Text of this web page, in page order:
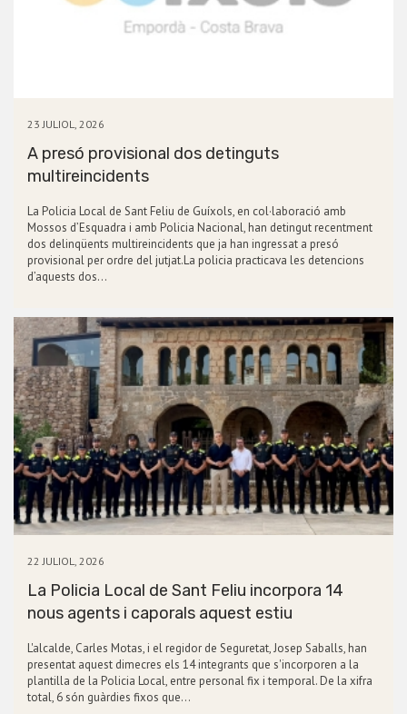
23 JULIOL, 2026
A presó provisional dos detinguts
multireincidents
La Policia Local de Sant Feliu de Guíxols, en col·laboració amb
Mossos d’Esquadra i amb Policia Nacional, han detingut recentment
dos delinqüents multireincidents que ja han ingressat a presó
provisional per ordre del jutjat.La policia practicava les detencions
d’aquests dos…
22 JULIOL, 2026
La Policia Local de Sant Feliu incorpora 14
nous agents i caporals aquest estiu
L'alcalde, Carles Motas, i el regidor de Seguretat, Josep Saballs, han
presentat aquest dimecres els 14 integrants que s'incorporen a la
plantilla de la Policia Local, entre personal fix i temporal. De la xifra
total, 6 són guàrdies fixos que…